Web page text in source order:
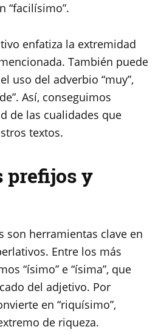
“facilísimo”.
enfatiza la extremidad
También puede
uso del adverbio “muy”,
Así, conseguimos
de las cualidades que
textos.
prefijos y
son herramientas clave en
Entre los más
“ísimo” e “ísima”, que
del adjetivo. Por
en “riquísimo”,
de riqueza.